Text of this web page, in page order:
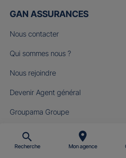
Recherche Mon agence
GAN ASSURANCES
Nous contacter
Qui sommes nous ?
Nous rejoindre
Devenir Agent général
Groupama Groupe
Fondation Gan pour le Cinéma
NOS OFFRES